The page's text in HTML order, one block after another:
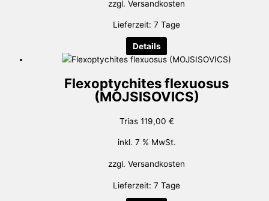
zzgl. Versandkosten
Lieferzeit: 7 Tage
Details
Flexoptychites flexuosus
(MOJSISOVICS)
Trias 119,00 €
inkl. 7 % MwSt.
zzgl. Versandkosten
Lieferzeit: 7 Tage